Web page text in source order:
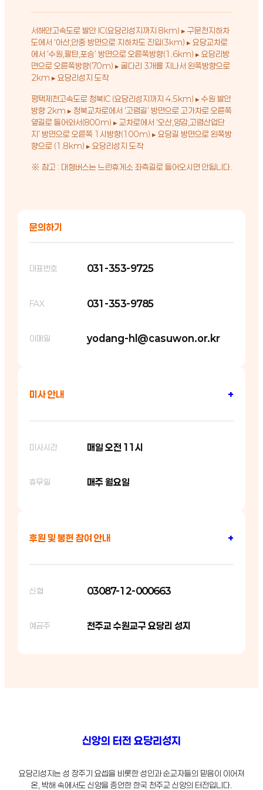
서해안고속도로 발안 IC(요당리성지까지 8km) ▸ 구문천지하차
도에서 ‘아산,안중 방면으로 지하차도 진입(3km) ▸ 요당교차로
에서 ‘수원,팔탄,포승’ 방면으로 오른쪽방향(1.6km) ▸ 요당리방
면으로 오른쪽방향(70m) ▸ 굴다리 3개를 지나서 왼쪽방향으로
2km ▸ 요당리성지 도착
평택제천고속도로 청북IC (요당리성지까지 4.5km) ▸ 수원 발안
방향 2km ▸ 청북교차로에서 ‘고렴길’ 방면으로 고가차로 오른쪽
옆길로 들어와서(800m) ▸ 교차로에서 ‘오산,양감,고렴산업단
지’ 방면으로 오른쪽 1시방향(100m) ▸ 요당길 방면으로 왼쪽방
향으로 (1.8km) ▸ 요당리성지 도착
※ 참고 : 대형버스는 느린휴게소 좌측길로 들어오시면 안됩니다.
문의하기
대표번호 031-353-9725
FAX 031-353-9785
이메일 yodang-hl@casuwon.or.kr
미사 안내 +
미사시간 매일 오전 11시
휴무일 매주 월요일
후원 및 봉헌 참여 안내 +
신협 03087-12-000663
예금주 천주교 수원교구 요당리 성지
신앙의 터전 요당리성지
요당리성지는 성 장주기 요셉을 비롯한 성인과 순교자들의 믿음이 이어져
온, 박해 속에서도 신앙을 증언한 한국 천주교 신앙의 터전입니다.